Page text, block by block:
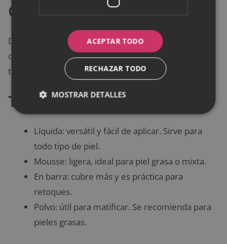
Cobertura alta
Disimula manchas, rojeces o acné. Ideal para
ocasiones especiales o si buscas un acabado más
trabajado.
Texturas disponibles
Líquida: versátil y fácil de aplicar. Sirve para
todo tipo de piel.
Mousse: ligera, ideal para piel grasa o mixta.
En barra: cubre más y es práctica para
retoques.
Polvo: útil para matificar. Se recomienda para
pieles grasas.
ACEPTAR TODO
RECHAZAR TODO
MOSTRAR DETALLES